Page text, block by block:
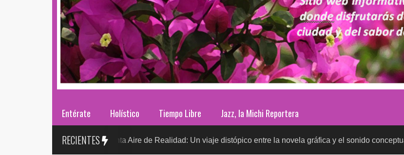
Entérate Holístico Tiempo Libre Jazz, la Michi Reportera
RECIENTES
González presenta Aire de Realidad: Un viaje distópico entre la novela gráfica y el sonido conceptual SALUD